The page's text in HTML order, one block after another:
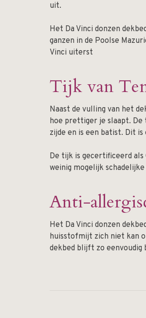
uit.
Het Da Vinci donzen
ganzen in de Poolse
Vinci uiterst
Tijk van
Naast de vulling van het
hoe prettiger je slaapt. De
zijde en is een batist. Dit
De tijk is gecertificeerd
weinig mogelijk
Anti-
Het Da Vinci donzen
huisstofmijt zich niet kan
dekbed blijft zo